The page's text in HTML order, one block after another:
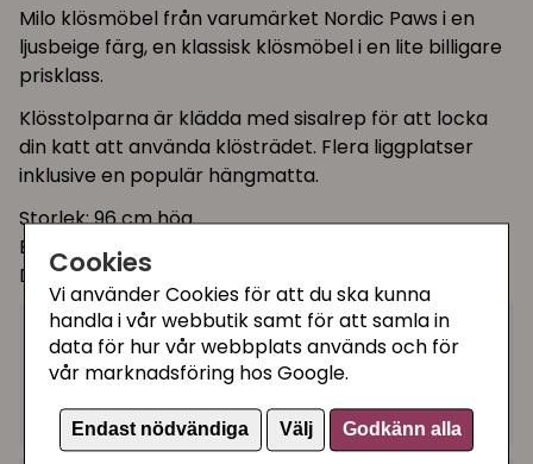
Cookies
Vi använder Cookies för att du ska kunna
handla i vår webbutik samt för att samla in
data för hur vår webbplats används och för
vår marknadsföring hos Google.
Endast nödvändiga Välj Godkänn alla
Milo klösmöbel från varumärket Nordic Paws i en
ljusbeige färg, en klassisk klösmöbel i en lite billigare
prisklass.
Klösstolparna är klädda med sisalrep för att locka
din katt att använda klösträdet. Flera liggplatser
inklusive en populär hängmatta.
Storlek: 96 cm hög
Bottenplatta: 30 cm x 55 cm
Diameter Ø: 8 cm
999 kr − + Köp
I lager, leveranstid 1-3 vardagar